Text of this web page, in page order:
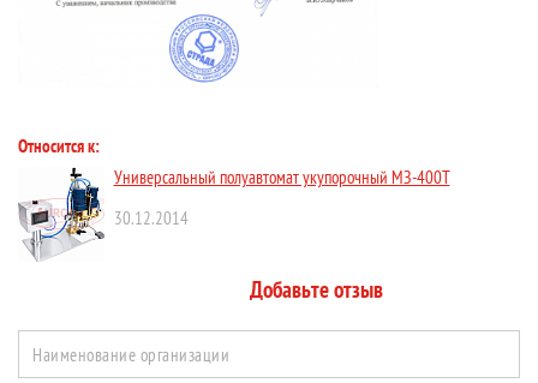
Относится к:
Универсальный полуавтомат укупорочный МЗ-400Т
30.12.2014
Добавьте отзыв
Наименование организации